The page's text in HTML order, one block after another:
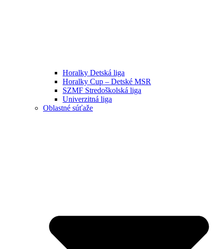
Horalky Detská liga
Horalky Cup – Detské MSR
SZMF Stredoškolská liga
Univerzitná liga
Oblastné súťaže